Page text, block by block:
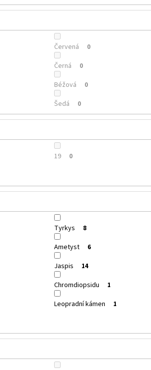
Červená 0
Černá 0
Béžová 0
Šedá 0
19 0
Tyrkys 8
Ametyst 6
Jaspis 14
Chromdiopsidu 1
Leopradní kámen 1